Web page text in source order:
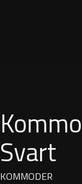
Svart
KOMMODER